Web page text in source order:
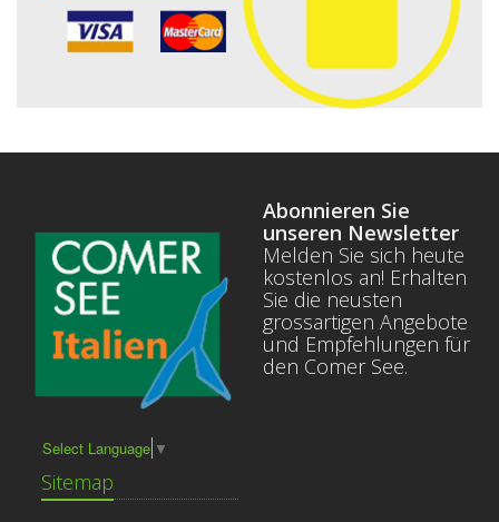
Select Language ▼
Sitemap
Abonnieren Sie
unseren Newsletter
Melden Sie sich heute
kostenlos an! Erhalten
Sie die neusten
grossartigen Angebote
und Empfehlungen für
den Comer See.